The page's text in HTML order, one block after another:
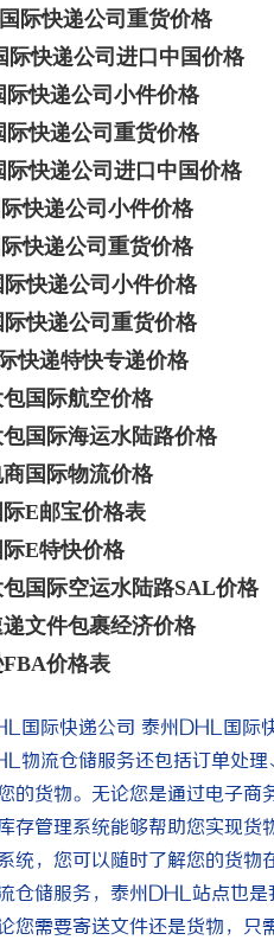
际快递公司重货价格
际快递公司进口中国价格
快递公司小件价格
快递公司重货价格
快递公司进口中国价格
快递公司小件价格
快递公司重货价格
快递公司小件价格
快递公司重货价格
快递特快专递价格
国际航空价格
国际海运水陆路价格
国际物流价格
E邮宝价格表
E特快价格
国际空运水陆路SAL价格
递文件包裹经济价格
价格表
国际快递公司 泰州DHL国际
物流仓储服务还包括订单处
的货物。无论您是通过电子商
存管理系统能够帮助您实现货
统，您可以随时了解您的货物
仓储服务，泰州DHL站点也
您需要寄送文件还是货物，
海配眼镜